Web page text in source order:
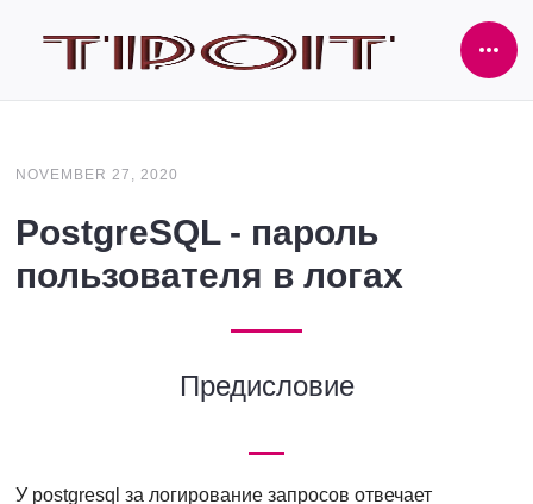
NOVEMBER 27, 2020
PostgreSQL - пароль
пользователя в логах
Предисловие
У postgresql за логирование запросов отвечает